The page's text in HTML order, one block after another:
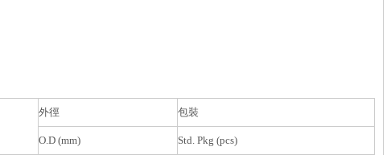
外徑 包裝
O.D (mm) Std. Pkg (pcs)